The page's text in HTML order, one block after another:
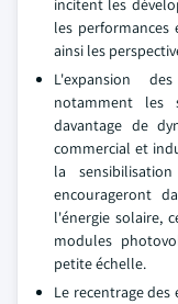
incitent les
les
ainsi les
L'expansion
notamment les
davantage de
commercial et
la
encourageront
l'énergie solaire,
modules
petite échelle.
Le recentrage